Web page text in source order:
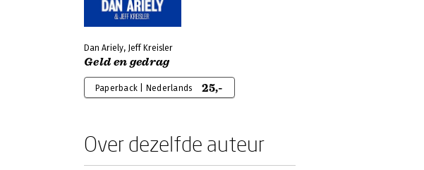
Dan Ariely, Jeff Kreisler
Geld en gedrag
Paperback | Nederlands 25,-
Over dezelfde auteur